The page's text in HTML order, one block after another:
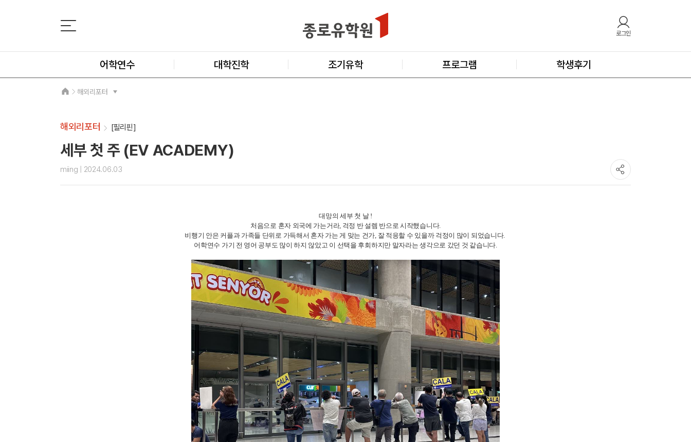
로그인
어학연수 대학진학 조기유학 프로그램 학생후기
해외리포터
해외리포터 [필리핀]
세부 첫 주 (EV ACADEMY)
miing | 2024.06.03
대망의 세부 첫 날 !
처음으로 혼자 외국에 가는거라, 걱정 반 설렘 반으로 시작했습니다.
비행기 안은 커플과 가족들 단위로 가득해서 혼자 가는 게 맞는 건가, 잘 적응할 수 있을까 걱정이 많이 되었습니다.
어학연수 가기 전 영어 공부도 많이 하지 않았고 이 선택을 후회하지만 말자라는 생각으로 갔던 것 같습니다.